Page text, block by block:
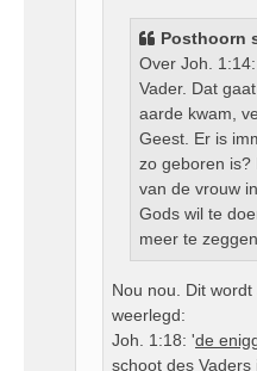
Posthoorn
Over Joh.
Vader. Dat
aarde kwam,
Geest. Er is
zo geboren is?
van de vrouw
Gods wil te
meer te
Nou nou. Dit
weerlegd:
Joh. 1:18: 'de
schoot des Vaders